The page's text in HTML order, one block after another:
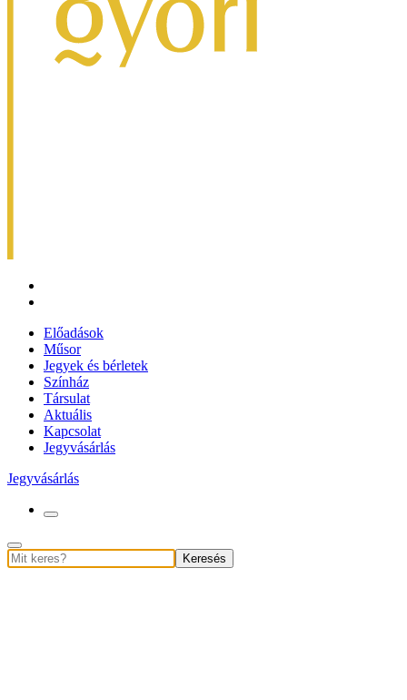
Előadások
Műsor
Jegyek és bérletek
Színház
Társulat
Aktuális
Kapcsolat
Jegyvásárlás
Jegyvásárlás
Keresés